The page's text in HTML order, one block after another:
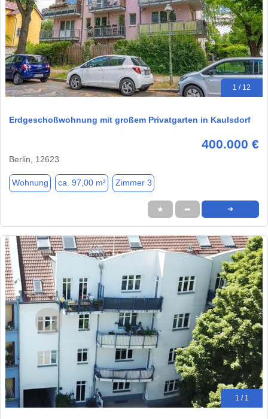
1 / 12
Erdgeschoßwohnung mit großem Privatgarten in Kaulsdorf
400.000 €
Berlin, 12623
Wohnung ca. 97,00 m² Zimmer 3
★ ➦ ➜
1 / 1